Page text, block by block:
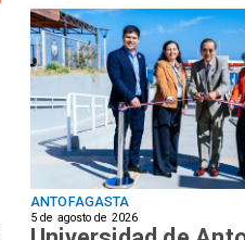
ANTOFAGASTA
5 de agosto de 2026